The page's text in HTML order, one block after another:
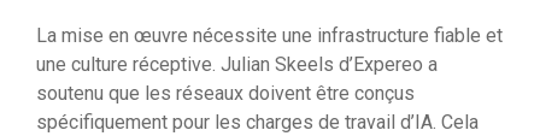
La mise en œuvre nécessite une infrastructure fiable et
une culture réceptive. Julian Skeels d’Expereo a
soutenu que les réseaux doivent être conçus
spécifiquement pour les charges de travail d’IA. Cela